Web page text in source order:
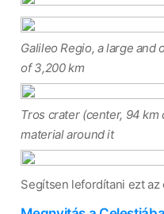
Galileo Regio, a large and
of 3,200 km
Tros crater (center, 94
material around it
Segítsen lefordítani ezt az